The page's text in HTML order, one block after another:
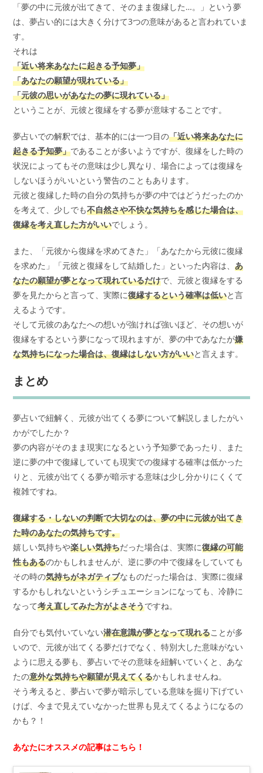
「夢の中に元彼が出てきて、そのまま復縁した…。」という夢
は、夢占い的には大きく分けて3つの意味があると言われていま
す。
それは
「近い将来あなたに起きる予知夢」
「あなたの願望が現れている」
「元彼の思いがあなたの夢に現れている」
ということが、元彼と復縁をする夢が意味することです。
夢占いでの解釈では、基本的には一つ目の「近い将来あなたに
起きる予知夢」であることが多いようですが、復縁をした時の
状況によってもその意味は少し異なり、場合によっては復縁を
しないほうがいいという警告のこともあります。
元彼と復縁した時の自分の気持ちが夢の中ではどうだったのか
を考えて、少しでも不自然さや不快な気持ちを感じた場合は、
復縁を考え直した方がいいでしょう。
また、「元彼から復縁を求めてきた」「あなたから元彼に復縁
を求めた」「元彼と復縁をして結婚した」といった内容は、あ
なたの願望が夢となって現れているだけで、元彼と復縁をする
夢を見たからと言って、実際に復縁するという確率は低いと言
えるようです。
そして元彼のあなたへの想いが強ければ強いほど、その想いが
復縁をするという夢になって現れますが、夢の中であなたが嫌
な気持ちになった場合は、復縁はしない方がいいと言えます。
まとめ
夢占いで紐解く、元彼が出てくる夢について解説しましたがい
かがでしたか？
夢の内容がそのまま現実になるという予知夢であったり、また
逆に夢の中で復縁していても現実での復縁する確率は低かった
りと、元彼が出てくる夢が暗示する意味は少し分かりにくくて
複雑ですね。
復縁する・しないの判断で大切なのは、夢の中に元彼が出てき
た時のあなたの気持ちです。
嬉しい気持ちや楽しい気持ちだった場合は、実際に復縁の可能
性もあるのかもしれませんが、逆に夢の中で復縁をしていても
その時の気持ちがネガティブなものだった場合は、実際に復縁
するかもしれないというシチュエーションになっても、冷静に
なって考え直してみた方がよさそうですね。
自分でも気付いていない潜在意識が夢となって現れることが多
いので、元彼が出てくる夢だけでなく、特別大した意味がない
ように思える夢も、夢占いでその意味を紐解いていくと、あな
たの意外な気持ちや願望が見えてくるかもしれませんね。
そう考えると、夢占いで夢が暗示している意味を掘り下げてい
けば、今まで見えていなかった世界も見えてくるようになるの
かも？！
あなたにオススメの記事はこちら！